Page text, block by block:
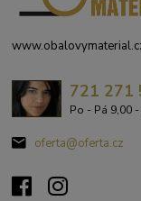
721 271
Po - Pá 9,00
oferta@oferta.cz